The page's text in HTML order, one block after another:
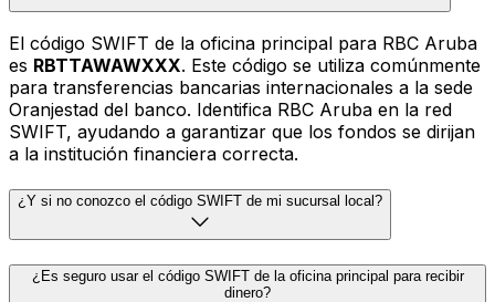
El código SWIFT de la oficina principal para RBC Aruba
es RBTTAWAWXXX. Este código se utiliza comúnmente
para transferencias bancarias internacionales a la sede
Oranjestad del banco. Identifica RBC Aruba en la red
SWIFT, ayudando a garantizar que los fondos se dirijan
a la institución financiera correcta.
¿Y si no conozco el código SWIFT de mi sucursal local?
¿Es seguro usar el código SWIFT de la oficina principal para recibir
dinero?